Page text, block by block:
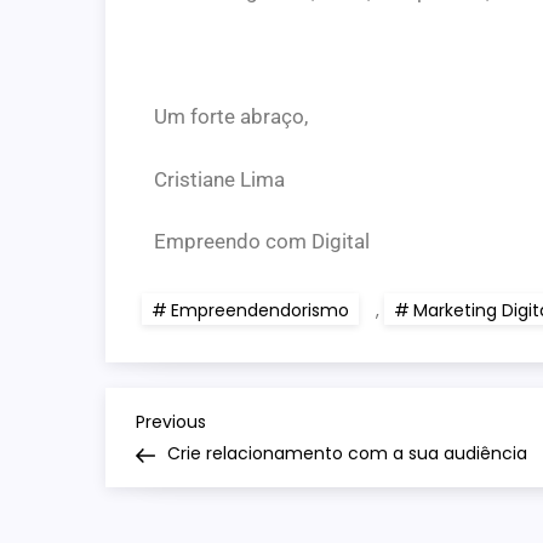
Um forte abraço,
Cristiane Lima
Empreendo com Digital
Empreendendorismo , Marketing
Previous
Crie relacionamento com a sua audiência